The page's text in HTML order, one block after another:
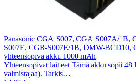
Panasonic CGA-S007, CGA-S007A/1B,
S007E, CGR-S007E/1B, DMW-BCD10,
yhteensopiva akku 1000 mAh
Yhteensopivat laitteet Tämä akku sopii 48
valmistajaa). Tarkis…